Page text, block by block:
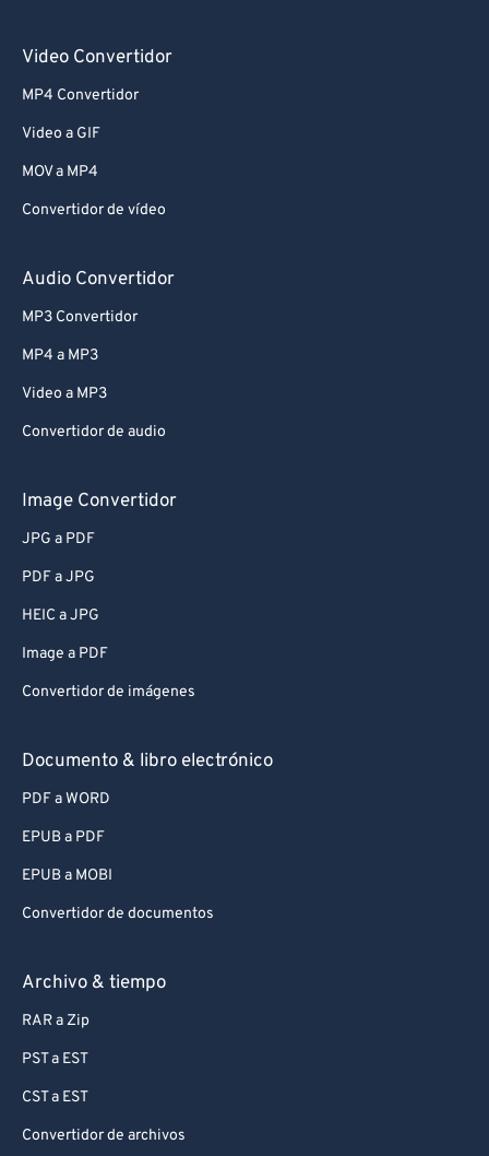
Video Convertidor
MP4 Convertidor
Video a GIF
MOV a MP4
Convertidor de vídeo
Audio Convertidor
MP3 Convertidor
MP4 a MP3
Video a MP3
Convertidor de audio
Image Convertidor
JPG a PDF
PDF a JPG
HEIC a JPG
Image a PDF
Convertidor de imágenes
Documento & libro electrónico
PDF a WORD
EPUB a PDF
EPUB a MOBI
Convertidor de documentos
Archivo & tiempo
RAR a Zip
PST a EST
CST a EST
Convertidor de archivos